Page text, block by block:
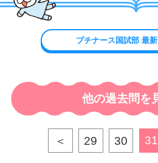
プチナース国試部 最
他の過去問を
＜ 29 30 31